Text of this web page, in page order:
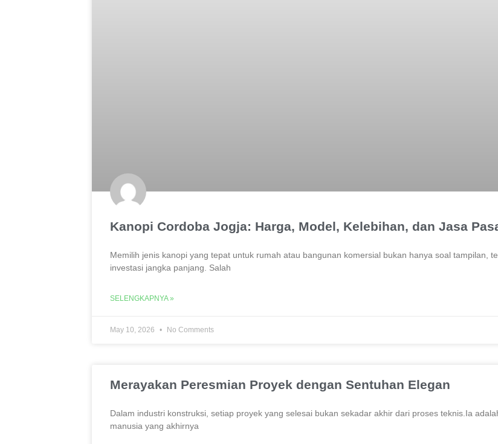
Kanopi Cordoba Jogja: Harga, Model, Kelebihan, dan Jasa
Memilih jenis kanopi yang tepat untuk rumah atau bangunan komersial bukan hanya soal tampilan,
investasi jangka panjang. Salah
SELENGKAPNYA »
May 10, 2026 No Comments
Merayakan Peresmian Proyek dengan Sentuhan Elegan
Dalam industri konstruksi, setiap proyek yang selesai bukan sekadar akhir dari proses teknis.Ia
manusia yang akhirnya